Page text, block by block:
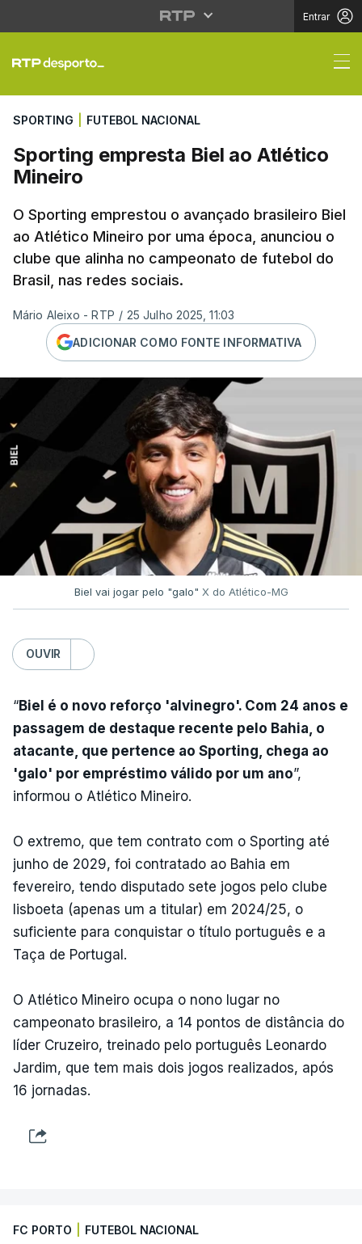
Entrar
Sporting empresta
SPORTING FUTEBOL NACIONAL
Sporting empresta Biel ao Atlético
Mineiro
O Sporting emprestou o avançado brasileiro Biel
ao Atlético Mineiro por uma época, anunciou o
clube que alinha no campeonato de futebol do
Brasil, nas redes sociais.
Mário Aleixo - RTP / 25 Julho 2025, 11:03
ADICIONAR COMO FONTE INFORMATIVA
Biel vai jogar pelo "galo" X do Atlético-MG
OUVIR
“Biel é o novo reforço 'alvinegro'. Com 24 anos e
passagem de destaque recente pelo Bahia, o
atacante, que pertence ao Sporting, chega ao
'galo' por empréstimo válido por um ano”,
informou o Atlético Mineiro.
O extremo, que tem contrato com o Sporting até
junho de 2029, foi contratado ao Bahia em
fevereiro, tendo disputado sete jogos pelo clube
lisboeta (apenas um a titular) em 2024/25, o
suficiente para conquistar o título português e a
Taça de Portugal.
O Atlético Mineiro ocupa o nono lugar no
campeonato brasileiro, a 14 pontos de distância do
líder Cruzeiro, treinado pelo português Leonardo
Jardim, que tem mais dois jogos realizados, após
16 jornadas.
FC PORTO FUTEBOL NACIONAL